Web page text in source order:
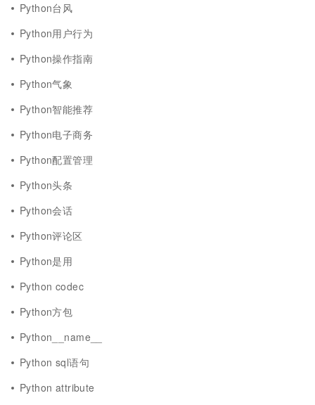
Python台风
Python用户行为
Python操作指南
Python气象
Python智能推荐
Python电子商务
Python配置管理
Python头条
Python会话
Python评论区
Python是用
Python codec
Python方包
Python__name__
Python sql语句
Python attribute